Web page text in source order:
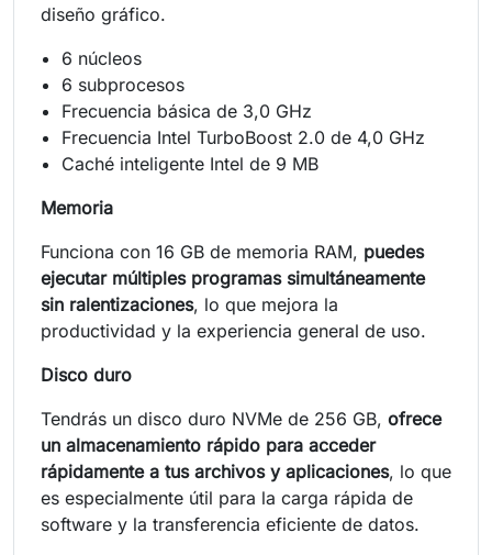
diseño gráfico.
6 núcleos
6 subprocesos
Frecuencia básica de 3,0 GHz
Frecuencia Intel TurboBoost 2.0 de 4,0 GHz
Caché inteligente Intel de 9 MB
Memoria
Funciona con 16 GB de memoria RAM, puedes
ejecutar múltiples programas simultáneamente
sin ralentizaciones, lo que mejora la
productividad y la experiencia general de uso.
Disco duro
Tendrás un disco duro NVMe de 256 GB, ofrece
un almacenamiento rápido para acceder
rápidamente a tus archivos y aplicaciones, lo que
es especialmente útil para la carga rápida de
software y la transferencia eficiente de datos.